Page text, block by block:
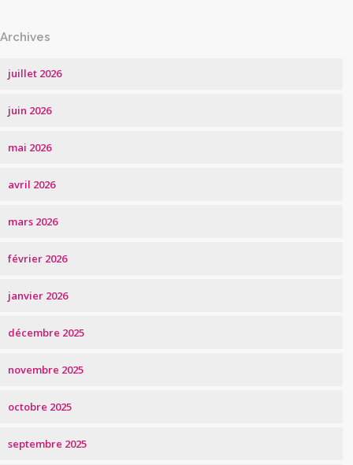
Archives
juillet 2026
juin 2026
mai 2026
avril 2026
mars 2026
février 2026
janvier 2026
décembre 2025
novembre 2025
octobre 2025
septembre 2025